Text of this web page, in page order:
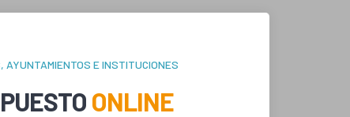
AYUNTAMIENTOS E INSTITUCIONES
ONLINE